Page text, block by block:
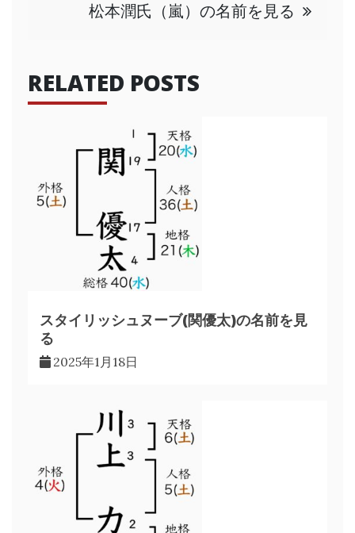
ビ
ゲ
シ
松本潤氏（嵐）の名前を見る
RELATED POSTS
スタイリッシュヌーブ(関優太)の名前を見
る
2025年1月18日